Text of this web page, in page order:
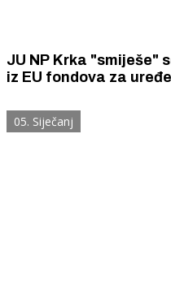
JU NP Krka "smiješe"
iz EU fondova za
05. Siječanj